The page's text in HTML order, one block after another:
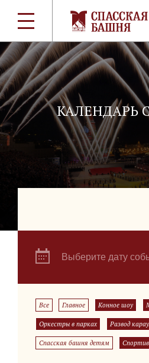
КАЛЕНДАРЬ
Выберите дату
Все Главное Конное шоу
Оркестры в парках Развод
Спасская башня детям